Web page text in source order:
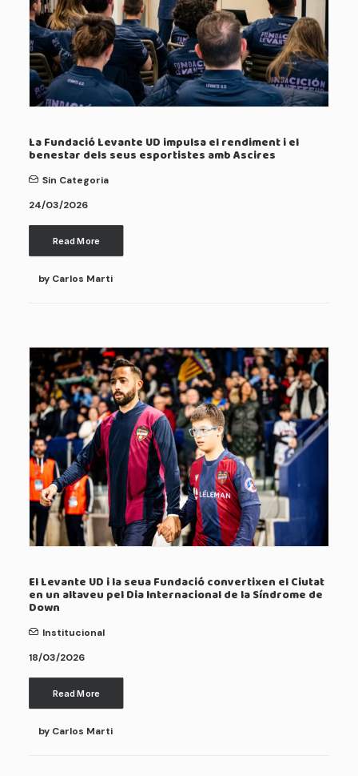
La Fundació Levante UD impulsa el rendiment i el
benestar dels seus esportistes amb Ascires
Sin Categoria
24/03/2026
Read More
by Carlos Marti
El Levante UD i la seua Fundació convertixen el Ciutat
en un altaveu pel Dia Internacional de la Síndrome de
Down
Institucional
18/03/2026
Read More
by Carlos Marti